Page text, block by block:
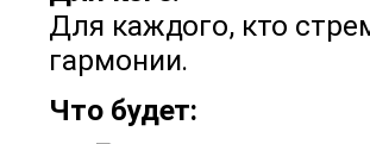
Для каждого, кто
гармонии.
Что будет: